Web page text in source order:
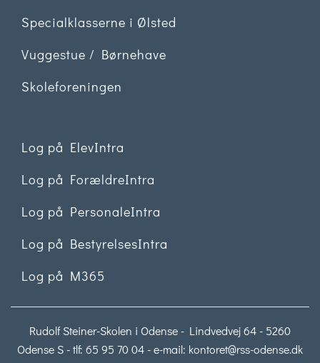
Specialklasserne i Ølsted
Vuggestue / Børnehave
Skoleforeningen
Log på ElevIntra
Log på ForældreIntra
Log på PersonaleIntra
Log på BestyrelsesIntra
Log på M365
Rudolf Steiner-Skolen i Odense - Lindvedvej 64 - 5260
Odense S - tlf: 65 95 70 04 - e-mail: kontoret@rss-odense.dk